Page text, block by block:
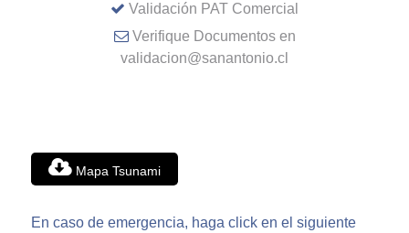
Validación PAT Comercial
Verifique Documentos en
validacion@sanantonio.cl
Mapa Tsunami
En caso de emergencia, haga click en el siguiente